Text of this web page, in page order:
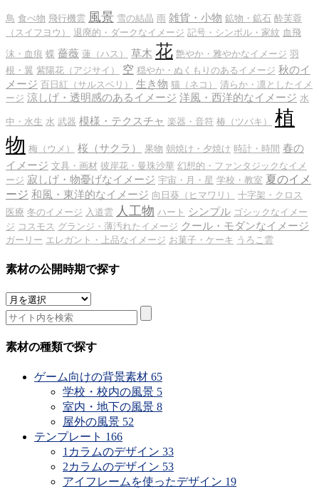
鳥 食べ物 飛行機雲 風景 雪の結晶 雨 雑貨・小物 鉱物・鉱石 酔芙蓉
（スイフヨウ）
退廃的・ダークなイメージ 記号・シンボル・家紋 血飛
沫・血痕 蝶 薔薇 蓮（ハス） 草木 花 艶やか・雅やかなイメージ 羽
根・翼 紫陽花（アジサイ） 空 穏やか・ぬくもりのあるイメージ 秋のイ
メージ 百日紅（サルスベリ） 生き物 猫（ネコ）
清らか・凛としたイメ
ージ 涼しげ・透明感のあるイメージ 洋風・西洋的なイメージ 水
中・水生 水 武器 模様・テクスチャ 楽器・音符 椿（ツバキ）
植
物 梅（ウメ） 桜（サクラ） 果物 朝焼け・夕焼け 時計・時間 春の
イメージ 文具・画材 彼岸花・曼珠沙華 幻想的・ファンタジックなイメ
ージ 寂しげ・物憂げなイメージ 宇宙・月・星 学校・教室 夏のイメ
ージ 和風・東洋的なイメージ 向日葵（ヒマワリ）
十字架・クロス
医療 冬のイメージ 入道雲 人工物 ハート シンプル ゴシックなイメー
ジ コスモス グランジ・薄汚れたイメージ クール・モダンなイメージ
ガーリー エレガント・上品なイメージ お菓子・ケーキ うろこ雲
素材の公開時期で探す
素
材
の
公
素材の種類で探す
ゲーム向けの背景素材 65
学校・校内の風景 5
室内・地下の風景 8
屋外の風景 52
テンプレート 166
1カラムのデザイン 33
2カラムのデザイン 53
アイフレームを使ったデザイン 19